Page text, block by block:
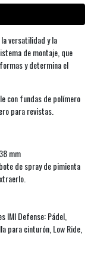
versatilidad y la
de montaje, que
y determina el
con fundas de polímero
para revistas.
mm
de spray de pimienta
IMI Defense: Pádel,
para cinturón, Low Ride,